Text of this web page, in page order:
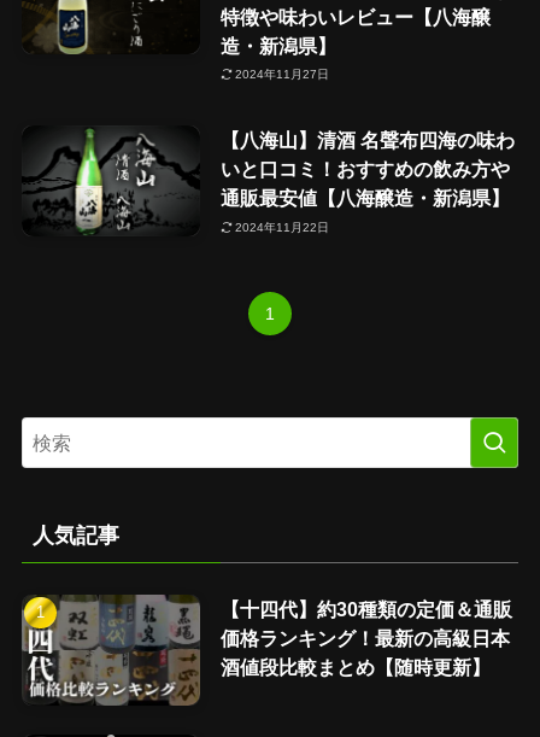
特徴や味わいレビュー【八海醸
造・新潟県】
2024年11月27日
【八海山】清酒 名聲布四海の味わ
いと口コミ！おすすめの飲み方や
通販最安値【八海醸造・新潟県】
2024年11月22日
1
人気記事
【十四代】約30種類の定価＆通販
価格ランキング！最新の高級日本
酒値段比較まとめ【随時更新】